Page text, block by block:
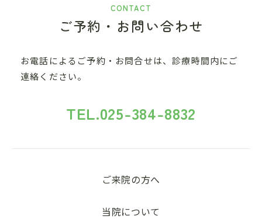
CONTACT
ご予約・お問い合わせ
お電話によるご予約・お問合せは、診療時間内にご
連絡ください。
TEL.025-384-8832
ご来院の方へ
当院について